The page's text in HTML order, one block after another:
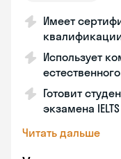
Имеет
Использует
Готовит
экзамена IELTS
Читать дальше